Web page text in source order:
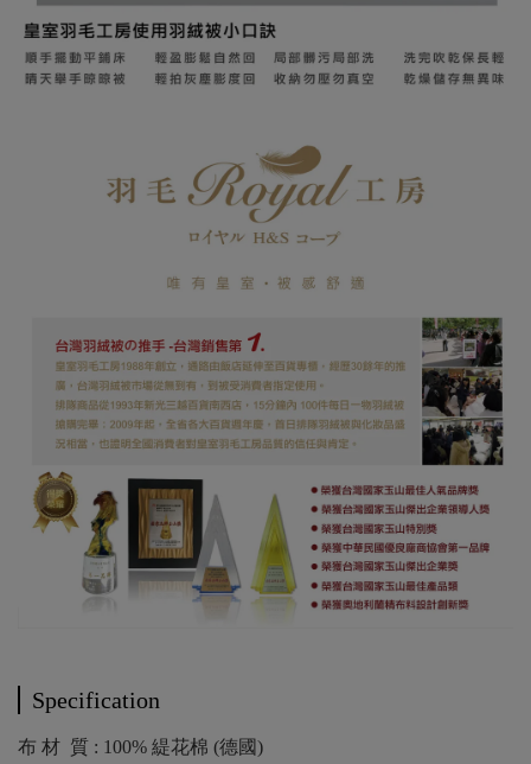
Specification
布 材 質 : 100% 緹花棉 (德國)